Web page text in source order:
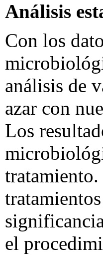
Análisis
Con los
análisis de
azar con
Los
tratamiento.
el